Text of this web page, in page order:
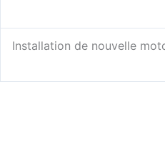
Installation de nouvelle